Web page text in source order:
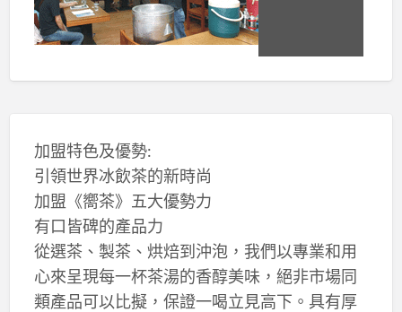
加盟特色及優勢:
引領世界冰飲茶的新時尚
加盟《嚮茶》五大優勢力
有口皆碑的產品力
從選茶、製茶、烘焙到沖泡，我們以專業和用
心來呈現每一杯茶湯的香醇美味，絕非市場同
類產品可以比擬，保證一喝立見高下。具有厚